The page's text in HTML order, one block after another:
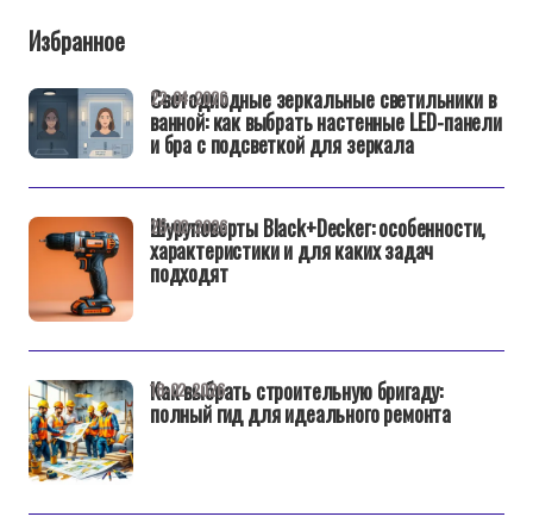
Избранное
Светодиодные зеркальные светильники в
ванной: как выбрать настенные LED-панели
и бра с подсветкой для зеркала
22-04-2026
Шуруповерты Black+Decker: особенности,
характеристики и для каких задач
подходят
25-02-2026
Как выбрать строительную бригаду:
полный гид для идеального ремонта
18-02-2026